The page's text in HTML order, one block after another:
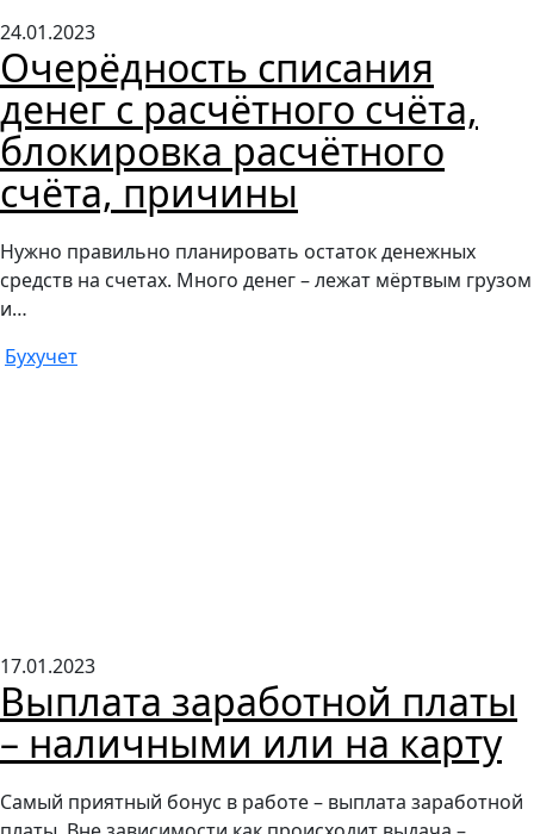
24.01.2023
Очерёдность списания
денег с расчётного счёта,
блокировка расчётного
счёта, причины
Нужно правильно планировать остаток денежных
средств на счетах. Много денег – лежат мёртвым грузом
и…
Бухучет
17.01.2023
Выплата заработной платы
– наличными или на карту
Самый приятный бонус в работе – выплата заработной